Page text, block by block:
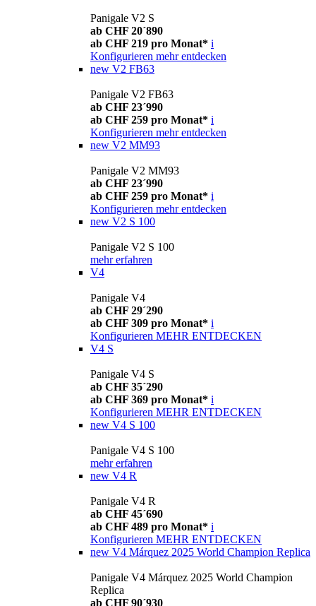
Panigale V2 S
ab CHF 20´890
ab CHF 219 pro Monat* i
Konfigurieren mehr entdecken
new V2 FB63
Panigale V2 FB63
ab CHF 23´990
ab CHF 259 pro Monat* i
Konfigurieren mehr entdecken
new V2 MM93
Panigale V2 MM93
ab CHF 23´990
ab CHF 259 pro Monat* i
Konfigurieren mehr entdecken
new V2 S 100
Panigale V2 S 100
mehr erfahren
V4
Panigale V4
ab CHF 29´290
ab CHF 309 pro Monat* i
Konfigurieren MEHR ENTDECKEN
V4 S
Panigale V4 S
ab CHF 35´290
ab CHF 369 pro Monat* i
Konfigurieren MEHR ENTDECKEN
new V4 S 100
Panigale V4 S 100
mehr erfahren
new V4 R
Panigale V4 R
ab CHF 45´690
ab CHF 489 pro Monat* i
Konfigurieren MEHR ENTDECKEN
new V4 Márquez 2025 World Champion Replica
Panigale V4 Márquez 2025 World Champion
Replica
ab CHF 90´930